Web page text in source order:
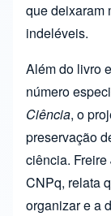
que deixaram
indeléveis.
Além do livro
número
Ciência, o
preservação
ciência.
CNPq, relata
organizar e a